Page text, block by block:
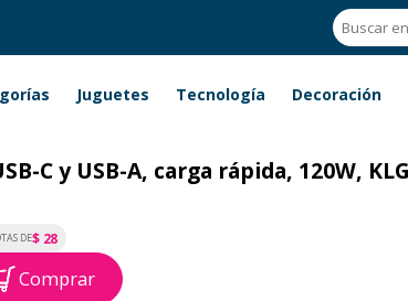
Juguetes Tecnología Decoración
C y USB-A, carga rápida, 120W,
DE$ 28
$ 338
Comprar